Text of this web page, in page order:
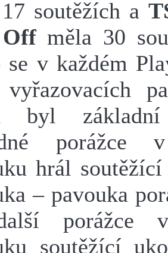
soutěžích a
měla 30
se v každém
byl
porážce
hrál soutěžící
– pavouka
porážce
soutěžící